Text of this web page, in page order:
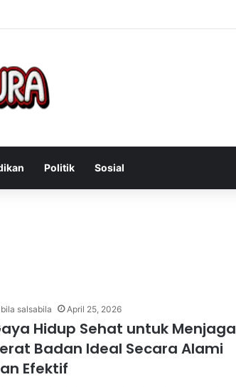
Politik Sosial
bila salsabila April 25, 2026
Hidup Sehat untuk Menjaga
Badan Ideal Secara Alami
Efektif